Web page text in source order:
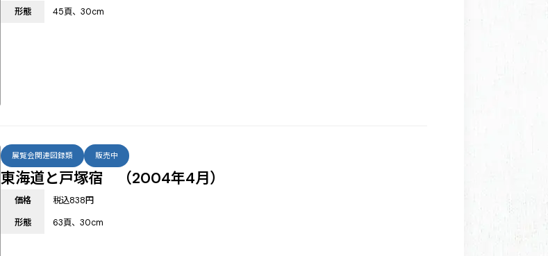
形態 45頁、30cm
東海道と戸塚宿 （2004年4月）
展覧会関連図録類 販売中
価格
税込838円
形態
63頁、30cm